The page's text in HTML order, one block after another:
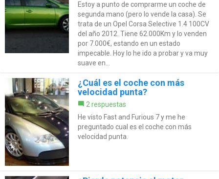
Estoy a punto de comprarme un coche de
segunda mano (pero lo vende la casa). Se
trata de un Opel Corsa Selective 1.4 100CV
del año 2012. Tiene 62.000Km y lo venden
por 7.000€, estando en un estado
impecable. Hoy lo he ido a probar y va muy
suave en...
¿Cuál es el coche con más
velocidad punta?
2 respuestas
He visto Fast and Furious 7 y me he
preguntado cual es el coche con más
velocidad punta.